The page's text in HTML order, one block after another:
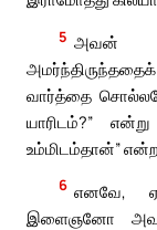
5 அவன்
வார்த்தை
யாரிடம்?”
உம்மிடம்தான்”
6 எனவே,
இளைஞனோ